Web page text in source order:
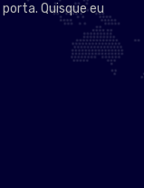
Quisque eu